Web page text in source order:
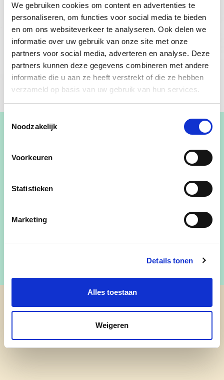
We gebruiken cookies om content en advertenties te
personaliseren, om functies voor social media te bieden
en om ons websiteverkeer te analyseren. Ook delen we
informatie over uw gebruik van onze site met onze
partners voor social media, adverteren en analyse. Deze
partners kunnen deze gegevens combineren met andere
informatie die u aan ze heeft verstrekt of die ze hebben
verzameld op basis van uw gebruik van hun services.
Noodzakelijk
Voorkeuren
Statistieken
Marketing
Details tonen
Alles toestaan
Weigeren
Stuur mij een e-mail
cd&v Houthalen-Helchteren